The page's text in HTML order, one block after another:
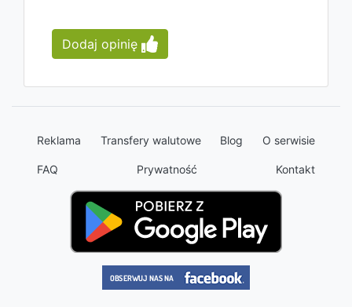
Dodaj opinię
Reklama Transfery walutowe Blog O serwisie
FAQ Prywatność Kontakt